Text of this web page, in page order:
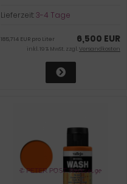
Lieferzeit:3-4 Tage
6,500 EUR
185,714 EUR pro Liter
inkl. 19 % MwSt. zzgl.Versandkosten